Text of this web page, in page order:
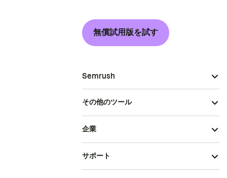
無償試用版を試す
Semrush
その他のツール
企業
サポート